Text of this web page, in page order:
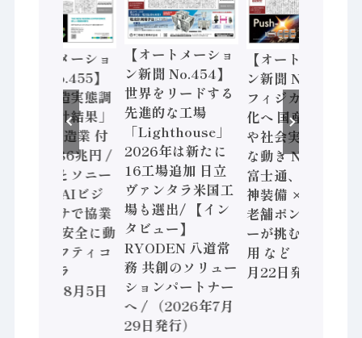
【オートメーショ
ン新聞 No.455】
「経済構造実態調
査二次集計結果」
2024年製造業 付
加価値額86兆円 /
三菱電機とソニー
セミコン AIビジ
ョンセンサで協業
/ IDEC、安全に動
かすセーフティコ
ントローラ
（2026年8月5日
【オートメーショ
ン新聞 No.454】
世界をリードする
先進的な工場
「Lighthouse」
2026年は新たに
16工場追加 日立
ヴァンタラ米国工
場も選出/ 【イン
タビュー】
RYODEN 八道常
務 共創のソリュー
ションパートナー
へ / （2026年7月
29日発行）
【オートメーショ
ン新聞 No.453】
フィジカルAI本格
化へ 国産AI開発
や社会実装に活発
な動き Noetra、
富士通、日立 / 兵
神装備 × HMS、
老舗ポンプメーカ
ーが挑むデータ活
用 など（2026年7
月22日発行）